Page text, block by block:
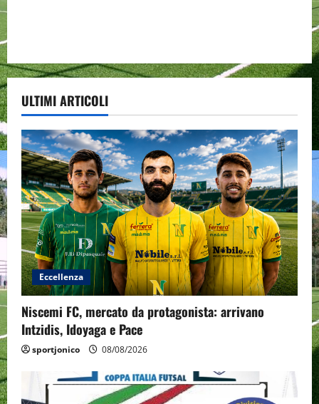
ULTIMI ARTICOLI
Eccellenza
Niscemi FC, mercato da protagonista: arrivano
Intzidis, Idoyaga e Pace
sportjonico 08/08/2026